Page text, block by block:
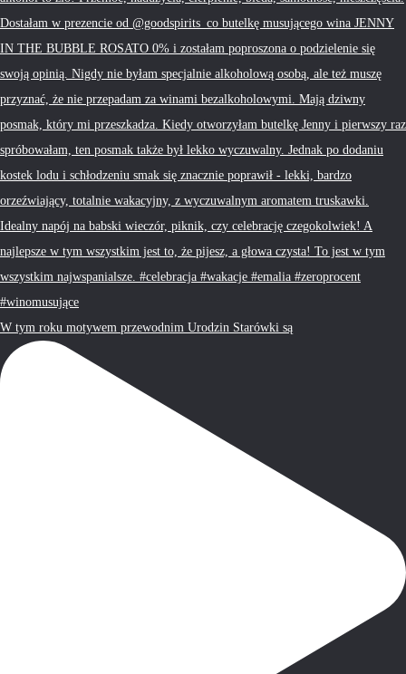
W tym roku motywem przewodnim Urodzin Starówki są